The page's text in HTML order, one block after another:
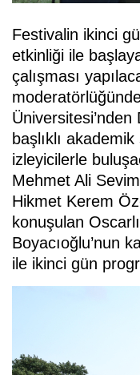
Festivalin ikinci
etkinliği ile
çalışması
Üniversitesi’nden
başlıklı
izleyicilerle
Mehmet Ali
Hikmet Kerem
konuşulan
Boyacıoğlu’nun
ile ikinci gün